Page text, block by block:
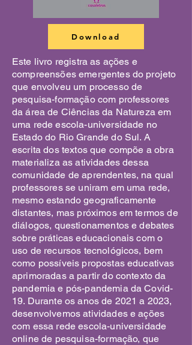
Download
Este livro registra as ações e
compreensões emergentes do projeto
que envolveu um processo de
pesquisa-formação com professores
da área de Ciências da Natureza em
uma rede escola-universidade no
Estado do Rio Grande do Sul. A
escrita dos textos que compõe a obra
materializa as atividades dessa
comunidade de aprendentes, na qual
professores se uniram em uma rede,
mesmo estando geograficamente
distantes, mas próximos em termos de
diálogos, questionamentos e debates
sobre práticas educacionais com o
uso de recursos tecnológicos, bem
como possíveis propostas educativas
aprimoradas a partir do contexto da
pandemia e pós-pandemia da Covid-
19. Durante os anos de 2021 a 2023,
desenvolvemos atividades e ações
com essa rede escola-universidade
online de pesquisa-formação, que